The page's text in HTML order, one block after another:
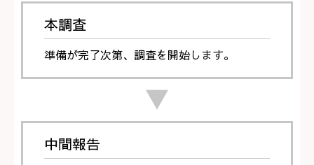
本調査
準備が完了次第、調査を開始します。
▼
中間報告